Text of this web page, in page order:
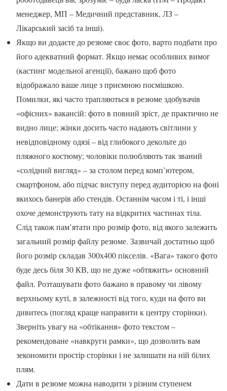
менеджер, МП – Медичний представник, ЛЗ –
Лікарський засіб та інші).
Якщо ви додаєте до резюме своє фото, варто подбати про
його адекватний формат. Якщо немає особливих вимог
(кастинг модельної агенції), бажано щоб фото
відображало ваше лице з приємною посмішкою.
Помилки, які часто трапляються в резюме здобувачів
«офісних» вакансій: фото в повний зріст, де практично не
видно лице; жінки досить часто надають світлини у
невідповідному одязі – від глибокого декольте до
пляжного костюму; чоловіки полюбляють так званий
«солідний вигляд» – за столом перед комп’ютером,
смартфоном, або підчас виступу перед аудиторією на фоні
якихось банерів або стендів. Останнім часом і ті, і інші
охоче демонструють тату на відкритих частинах тіла.
Слід також пам’ятати про розмір фото, від якого залежить
загальний розмір файлу резюме. Зазвичай достатньо щоб
його розмір складав 300х400 пікселів. «Вага» такого фото
буде десь біля 30 КВ, що не дуже «обтяжить» основний
файл. Розташувати фото бажано в правому чи лівому
верхньому куті, в залежності від того, куди на фото ви
дивитесь (погляд краще направити к центру сторінки).
Зверніть увагу на «обтікання» фото текстом –
рекомендоване «навкруги рамки», що дозволить вам
зекономити простір сторінки і не залишати на ній білих
плям.
Дати в резюме можна наводити з різним ступенем